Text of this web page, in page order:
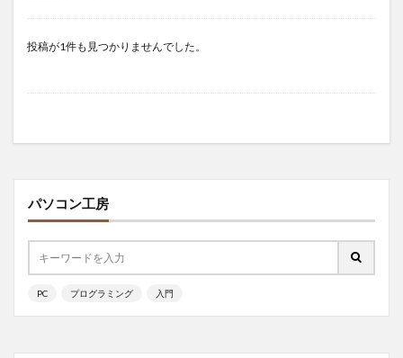
Infomation
投稿が1件も見つかりませんでした。
パソコン工房
PC プログラミング 入門